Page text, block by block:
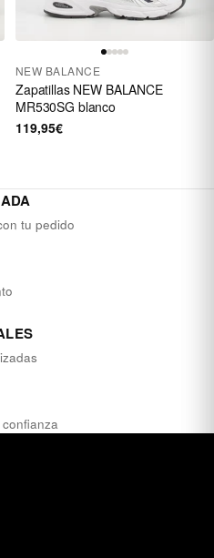
NEW BALANCE
Zapatillas NEW BALANCE
MR530SG blanco
119,95€
tu pedido